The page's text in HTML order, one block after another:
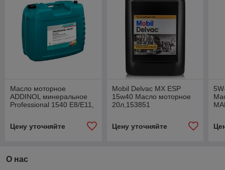
Масло моторное
ADDINOL минеральное
Professional 1540 E8/E11,
Цену уточняйте
Mobil Delvac MX ESP
15w40 Масло моторное
20л,153851
Цену уточняйте
О нас